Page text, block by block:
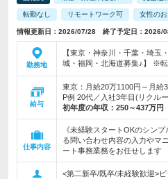
転勤なし リモートワーク可 女性の
情報更新日：2026/07/28 終了予定日：2026/
勤務地
【東京・神奈川・千葉・埼玉
城・福岡・北海道募集♪】 ※
給与
東京：月給20万1100円～月
P例 20代／入社3年目(リクル
初年度の年収： 250～437万円
仕事内容
《未経験スタートOKのシン
る問い合わせ内容の入力やマ
ート事務業務をお任せします
<第二新卒/既卒/未経験歓迎>